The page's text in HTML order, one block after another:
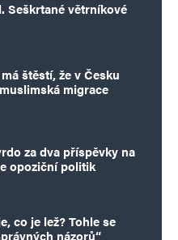
Seškrtané větrníkové
štěstí, že v Česku
migrace
za dva příspěvky na
opoziční politik
co je lež? Tohle se
názorů“